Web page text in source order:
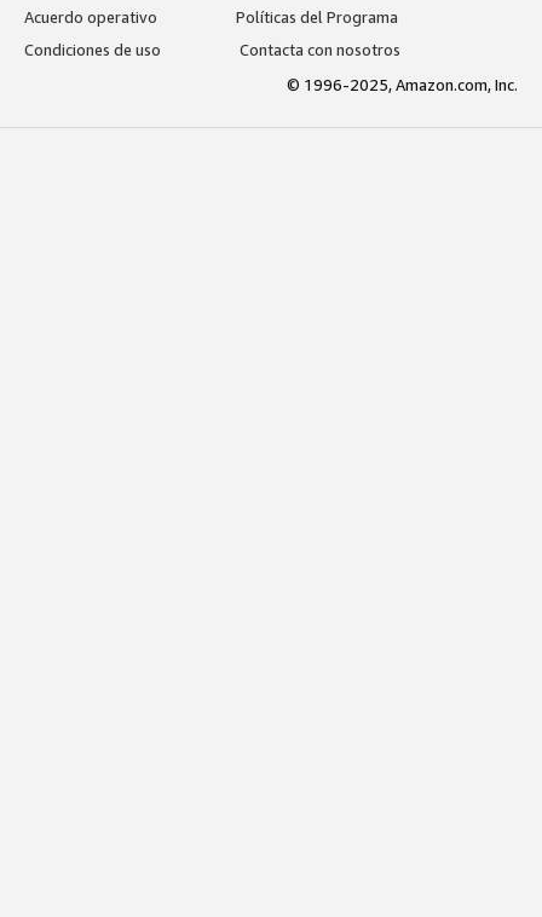
Acuerdo operativo
Políticas del Programa
Condiciones de uso
Contacta con nosotros
© 1996-2025, Amazon.com, Inc.